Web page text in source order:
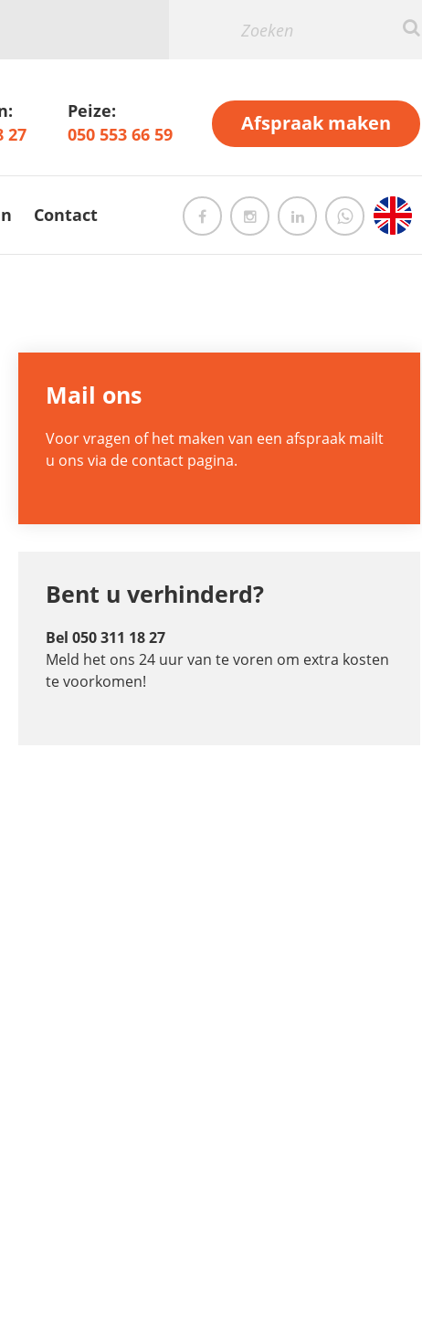
Afspraak maken
Peize:
050 553 66 59
27
Contact
Mail ons
Voor vragen of het maken van een afspraak mailt
u ons via de contact pagina.
Bent u verhinderd?
Bel 050 311 18 27
Meld het ons 24 uur van te voren om extra kosten
te voorkomen!